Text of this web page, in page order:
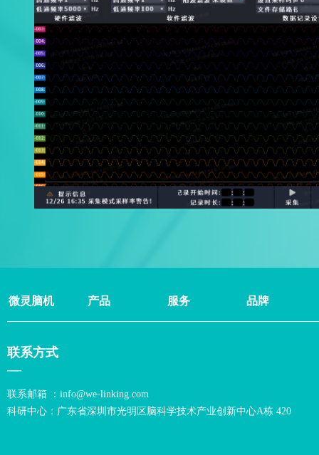
微灵脑机 产品 服务 品牌
联系方式
—
联系邮箱 ：info@we-linking.com
科研中心：广东省深圳市光明区脑科学技术产业创新中心A栋 420